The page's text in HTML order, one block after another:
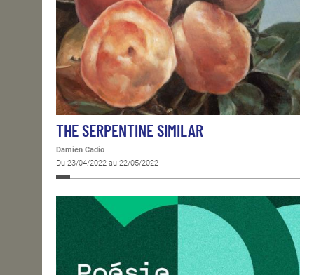
THE SERPENTINE SIMILAR
Damien Cadio
Du 23/04/2022 au 22/05/2022